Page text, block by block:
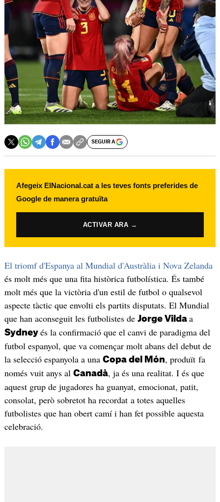
SEGUIR A
Afegeix ElNacional.cat a les teves fonts preferides de
Google de manera gratuïta
ACTIVAR ARA →
El triomf d'Espanya al Mundial d'Austràlia i Nova Zelanda
és molt més que una fita històrica futbolística. És també
molt més que la victòria d'un estil de futbol o qualsevol
aspecte tàctic que envolti els partits disputats. El Mundial
que han aconseguit les futbolistes de Jorge Vilda a
Sydney és la confirmació que el canvi de paradigma del
futbol espanyol, que va començar molt abans del debut de
la selecció espanyola a una Copa del Món, produït fa
només vuit anys al Canadà, ja és una realitat. I és que
aquest grup de jugadores ha guanyat, emocionat, patit,
consolat, però sobretot ha recordat a totes aquelles
futbolistes que han obert camí i han fet possible aquesta
celebració.